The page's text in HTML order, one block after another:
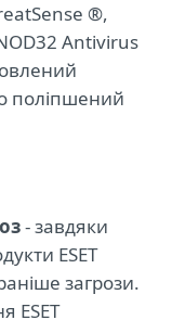
®,
Antivirus
поліпшений
- завдяки
ESET
загрози.
ESET